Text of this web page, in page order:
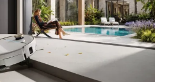
*
dane w tej przeglądarce podczas